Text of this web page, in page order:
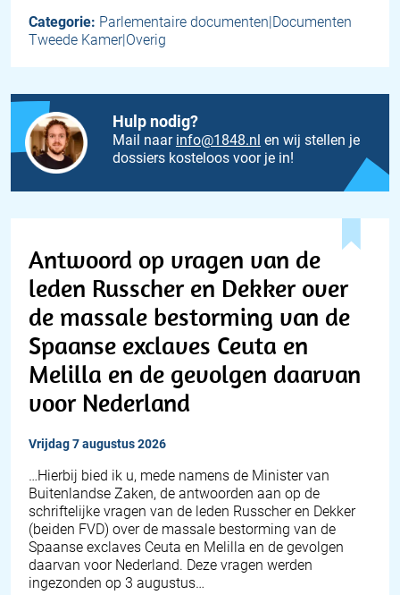
Categorie: Parlementaire documenten|Documenten
Tweede Kamer|Overig
Hulp nodig?
Mail naar info@1848.nl en wij stellen je
dossiers kosteloos voor je in!
Antwoord op vragen van de
leden Russcher en Dekker over
de massale bestorming van de
Spaanse exclaves Ceuta en
Melilla en de gevolgen daarvan
voor Nederland
vrijdag 7 augustus 2026
… Hierbij bied ik u, mede namens de Minister van
Buitenlandse Zaken, de antwoorden aan op de
schriftelijke vragen van de leden Russcher en Dekker
(beiden FVD) over de massale bestorming van de
Spaanse exclaves Ceuta en Melilla en de gevolgen
daarvan voor Nederland. Deze vragen werden
ingezonden op 3 augustus…